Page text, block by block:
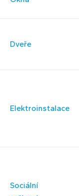
Dveře
Elektroinstalace
Sociální